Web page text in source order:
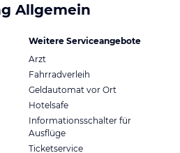
Allgemein
Weitere Serviceangebote
Arzt
Fahrradverleih
Geldautomat vor Ort
Hotelsafe
Informationsschalter für
Ausflüge
Ticketservice